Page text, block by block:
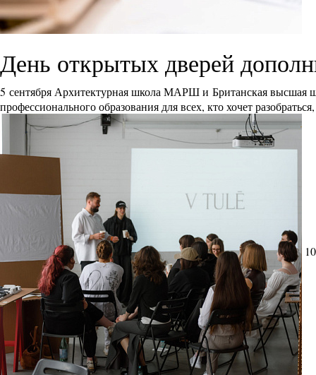
День открытых дверей
5 сентября Архитектурная школа МАРШ и Британская высшая
профессионального образования для всех, кто хочет